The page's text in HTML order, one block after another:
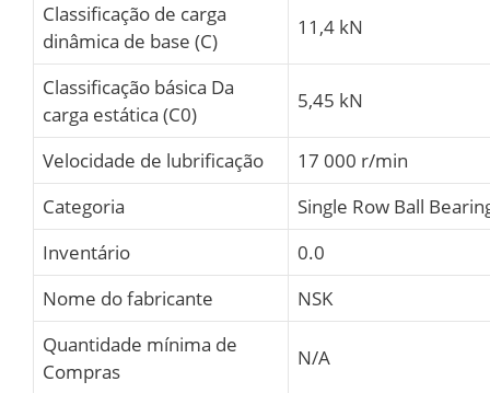
Classificação de carga
dinâmica de base (C)
11,4 kN
Classificação básica Da
carga estática (C0)
5,45 kN
Velocidade de lubrificação
17 000 r/min
Categoria
Single Row Ball
Inventário
0.0
Nome do fabricante
NSK
Quantidade mínima de
Compras
N/A